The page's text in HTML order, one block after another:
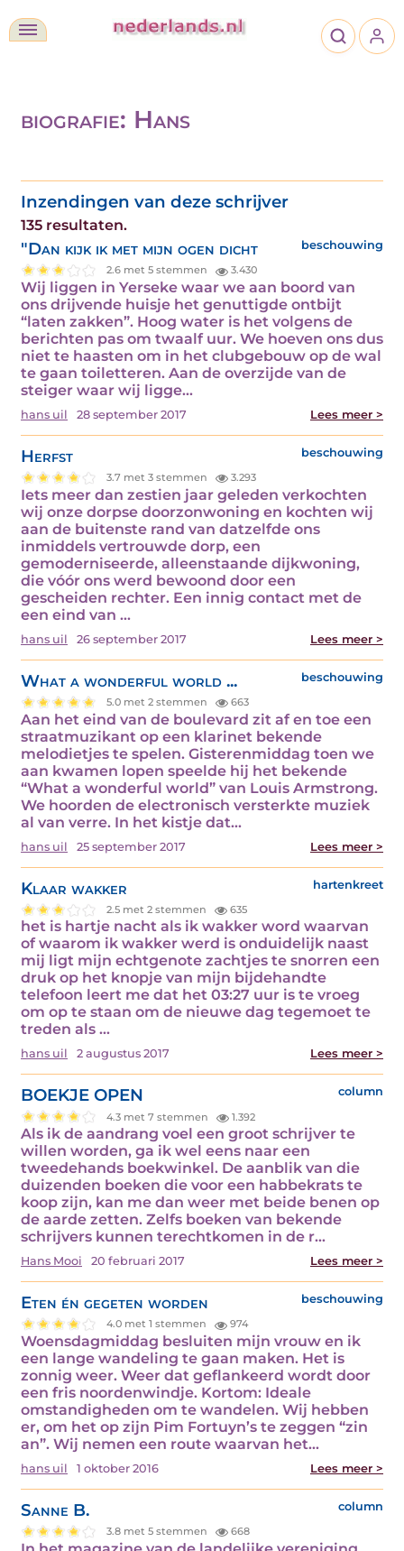
biografie: Hans
Inzendingen van deze schrijver
135 resultaten.
"Dan kijk ik met mijn ogen dicht beschouwing
2.6 met 5 stemmen 3.430
Wij liggen in Yerseke waar we aan boord van
ons drijvende huisje het genuttigde ontbijt
“laten zakken”. Hoog water is het volgens de
berichten pas om twaalf uur. We hoeven ons dus
niet te haasten om in het clubgebouw op de wal
te gaan toiletteren. Aan de overzijde van de
steiger waar wij ligge...
hans uil 28 september 2017 Lees meer >
Herfst beschouwing
3.7 met 3 stemmen 3.293
Iets meer dan zestien jaar geleden verkochten
wij onze dorpse doorzonwoning en kochten wij
aan de buitenste rand van datzelfde ons
inmiddels vertrouwde dorp, een
gemoderniseerde, alleenstaande dijkwoning,
die vóór ons werd bewoond door een
gescheiden rechter. Een innig contact met de
een eind van ...
hans uil 26 september 2017 Lees meer >
What a wonderful world ... beschouwing
5.0 met 2 stemmen 663
Aan het eind van de boulevard zit af en toe een
straatmuzikant op een klarinet bekende
melodietjes te spelen. Gisterenmiddag toen we
aan kwamen lopen speelde hij het bekende
“What a wonderful world” van Louis Armstrong.
We hoorden de electronisch versterkte muziek
al van verre. In het kistje dat...
hans uil 25 september 2017 Lees meer >
Klaar wakker hartenkreet
2.5 met 2 stemmen 635
het is hartje nacht als ik wakker word waarvan
of waarom ik wakker werd is onduidelijk naast
mij ligt mijn echtgenote zachtjes te snorren een
druk op het knopje van mijn bijdehandte
telefoon leert me dat het 03:27 uur is te vroeg
om op te staan om de nieuwe dag tegemoet te
treden als ...
hans uil 2 augustus 2017 Lees meer >
BOEKJE OPEN column
4.3 met 7 stemmen 1.392
Als ik de aandrang voel een groot schrijver te
willen worden, ga ik wel eens naar een
tweedehands boekwinkel. De aanblik van die
duizenden boeken die voor een habbekrats te
koop zijn, kan me dan weer met beide benen op
de aarde zetten. Zelfs boeken van bekende
schrijvers kunnen terechtkomen in de r...
Hans Mooi 20 februari 2017 Lees meer >
Eten én gegeten worden beschouwing
4.0 met 1 stemmen 974
Woensdagmiddag besluiten mijn vrouw en ik
een lange wandeling te gaan maken. Het is
zonnig weer. Weer dat geflankeerd wordt door
een fris noordenwindje. Kortom: Ideale
omstandigheden om te wandelen. Wij hebben
er, om het op zijn Pim Fortuyn’s te zeggen “zin
an”. Wij nemen een route waarvan het...
hans uil 1 oktober 2016 Lees meer >
Sanne B. column
3.8 met 5 stemmen 668